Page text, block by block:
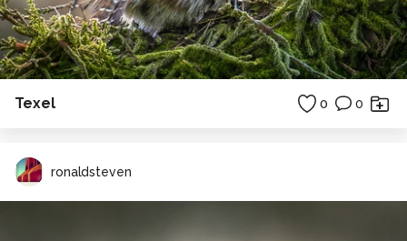
Texel 0 0
ronaldsteven